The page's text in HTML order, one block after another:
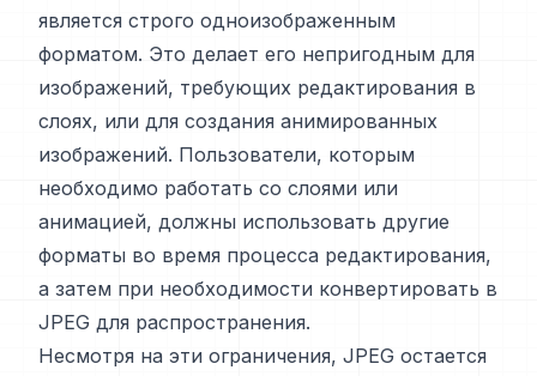
является строго одноизображенным
форматом. Это делает его непригодным для
изображений, требующих редактирования в
слоях, или для создания анимированных
изображений. Пользователи, которым
необходимо работать со слоями или
анимацией, должны использовать другие
форматы во время процесса редактирования,
а затем при необходимости конвертировать в
JPEG для распространения.
Несмотря на эти ограничения, JPEG остается